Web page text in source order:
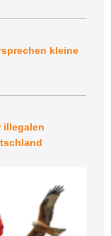
kleine
illegalen